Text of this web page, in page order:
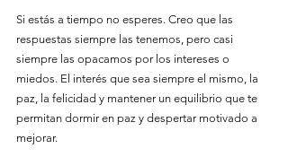
Si estás a tiempo no esperes. Creo que las
respuestas siempre las tenemos, pero casi
siempre las opacamos por los intereses o
miedos. El interés que sea siempre el mismo, la
paz, la felicidad y mantener un equilibrio que te
permitan dormir en paz y despertar motivado a
mejorar.